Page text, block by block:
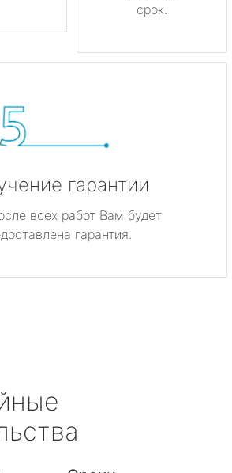
срок.
гарантии
всех работ Вам будет
гарантия.